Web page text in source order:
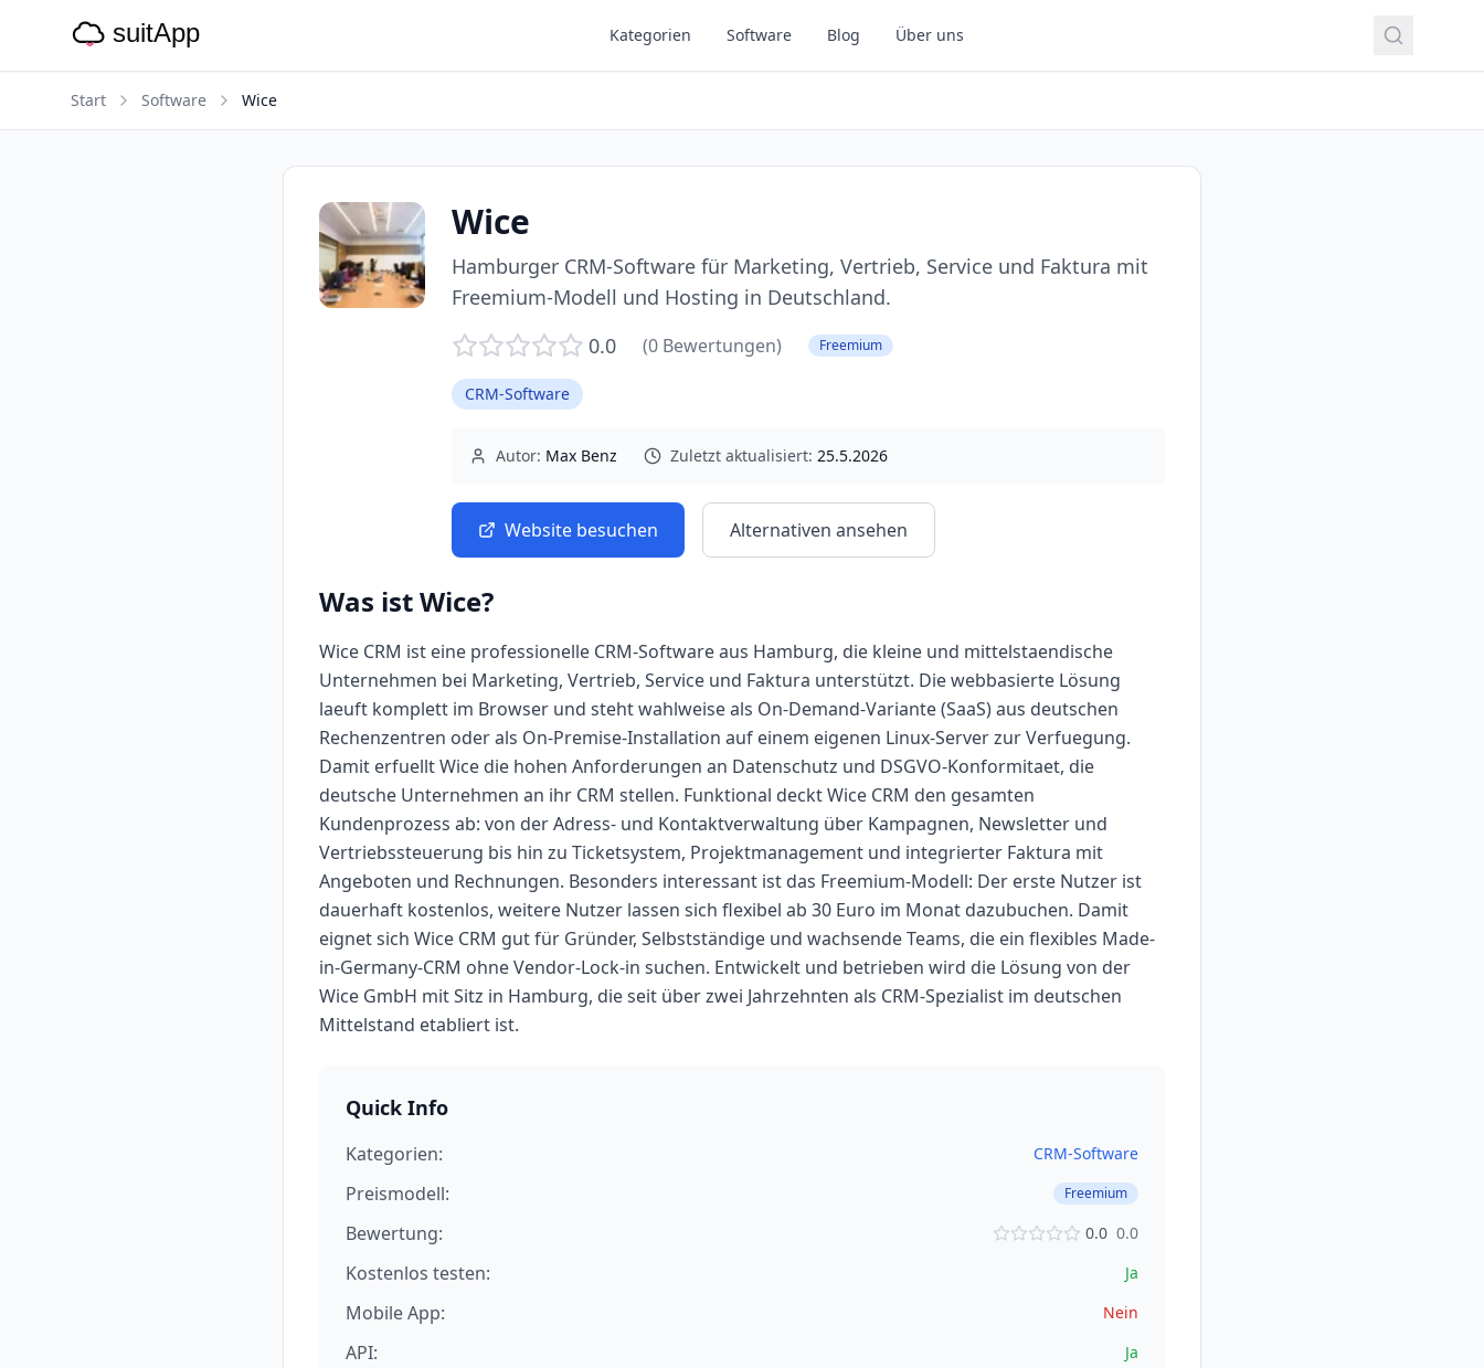
Kategorien Software Blog Über uns
Start Software Wice
Wice
Hamburger CRM-Software für Marketing, Vertrieb, Service und Faktura mit
Freemium-Modell und Hosting in Deutschland.
0.0
(0 Bewertungen) Freemium
CRM-Software
Autor: Max Benz Zuletzt aktualisiert: 25.5.2026
Website besuchen Alternativen ansehen
Was istWice?
Wice CRM ist eine professionelle CRM-Software aus Hamburg, die kleine und mittelstaendische
Unternehmen bei Marketing, Vertrieb, Service und Faktura unterstützt. Die webbasierte Lösung
laeuft komplett im Browser und steht wahlweise als On-Demand-Variante (SaaS) aus deutschen
Rechenzentren oder als On-Premise-Installation auf einem eigenen Linux-Server zur Verfuegung.
Damit erfuellt Wice die hohen Anforderungen an Datenschutz und DSGVO-Konformitaet, die
deutsche Unternehmen an ihr CRM stellen. Funktional deckt Wice CRM den gesamten
Kundenprozess ab: von der Adress- und Kontaktverwaltung über Kampagnen, Newsletter und
Vertriebssteuerung bis hin zu Ticketsystem, Projektmanagement und integrierter Faktura mit
Angeboten und Rechnungen. Besonders interessant ist das Freemium-Modell: Der erste Nutzer ist
dauerhaft kostenlos, weitere Nutzer lassen sich flexibel ab 30 Euro im Monat dazubuchen. Damit
eignet sich Wice CRM gut für Gründer, Selbstständige und wachsende Teams, die ein flexibles Made-
in-Germany-CRM ohne Vendor-Lock-in suchen. Entwickelt und betrieben wird die Lösung von der
Wice GmbH mit Sitz in Hamburg, die seit über zwei Jahrzehnten als CRM-Spezialist im deutschen
Mittelstand etabliert ist.
Quick Info
Kategorien: CRM-Software
Preismodell: Freemium
Bewertung: 0.0 0.0
Kostenlos testen: Ja
Mobile App: Nein
API: Ja